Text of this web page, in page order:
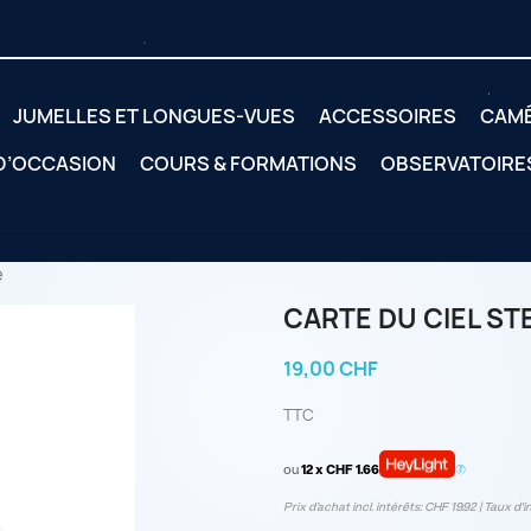
JUMELLES ET LONGUES-VUES ACCESSOIRES
COURS & FORMATIONS
CARTE DU CIEL
19,00 CHF
TTC
ou12 x CHF 1.66
Prix d’achat incl. intérêts: CHF 19.92 | Taux